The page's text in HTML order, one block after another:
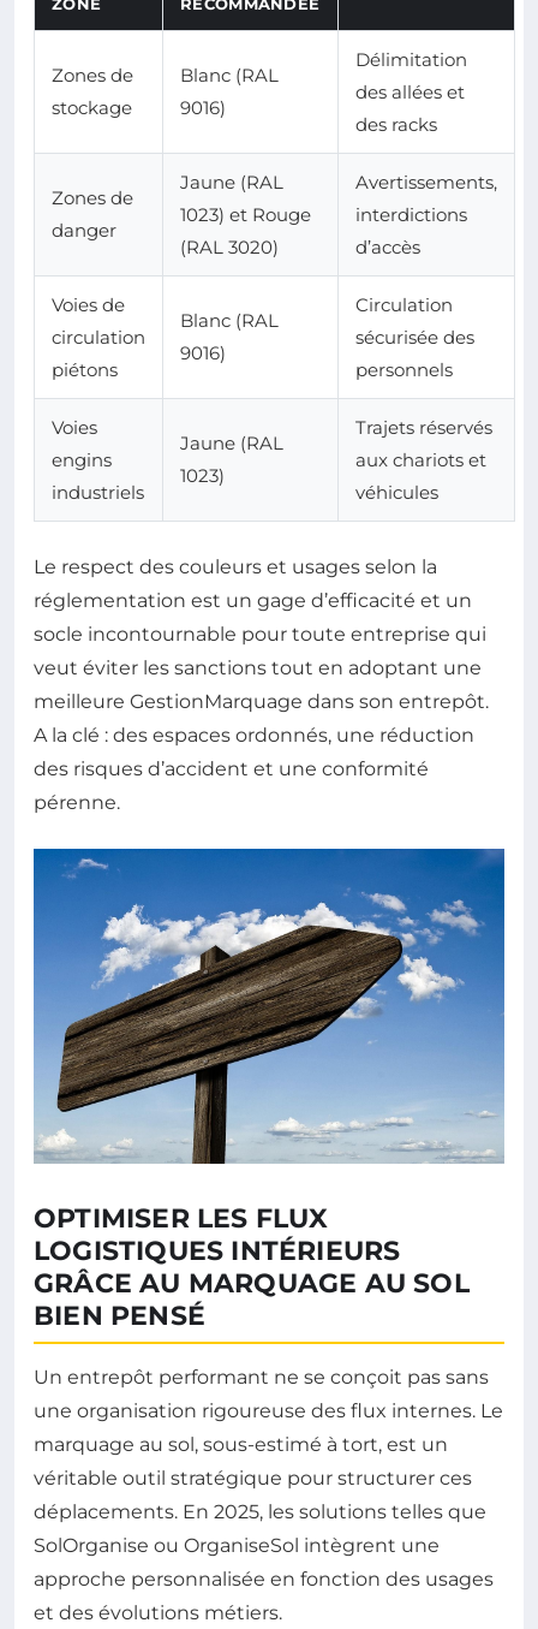
ZONE RECOMMANDÉE
Zones de
stockage
Blanc (RAL
9016)
Délimitation
des allées et
des racks
Zones de
danger
Jaune (RAL
1023) et Rouge
(RAL 3020)
Avertissements,
interdictions
d’accès
Voies de
circulation
piétons
Blanc (RAL
9016)
Circulation
sécurisée des
personnels
Voies
engins
industriels
Jaune (RAL
1023)
Trajets réservés
aux chariots et
véhicules
Le respect des couleurs et usages selon la
réglementation est un gage d’efficacité et un
socle incontournable pour toute entreprise qui
veut éviter les sanctions tout en adoptant une
meilleure GestionMarquage dans son entrepôt.
A la clé : des espaces ordonnés, une réduction
des risques d’accident et une conformité
pérenne.
OPTIMISER LES FLUX
LOGISTIQUES INTÉRIEURS
GRÂCE AU MARQUAGE AU SOL
BIEN PENSÉ
Un entrepôt performant ne se conçoit pas sans
une organisation rigoureuse des flux internes. Le
marquage au sol, sous-estimé à tort, est un
véritable outil stratégique pour structurer ces
déplacements. En 2025, les solutions telles que
SolOrganise ou OrganiseSol intègrent une
approche personnalisée en fonction des usages
et des évolutions métiers.